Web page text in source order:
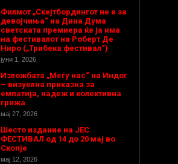
Филмот „Скејтбордингот не е за
девојчиња“ на Дина Дума
светската премиера ќе ја има
на фестивалот на Роберт Де
Ниро („Трибека фестивал“)
јуни 1, 2026
Изложбата „Меѓу нас“ на Индог
– визуелна приказна за
емпатија, надеж и колективна
грижа
мај 27, 2026
Шесто издание на ЈЕС
ФЕСТИВАЛ од 14 до 20 мај во
Скопје
мај 12, 2026